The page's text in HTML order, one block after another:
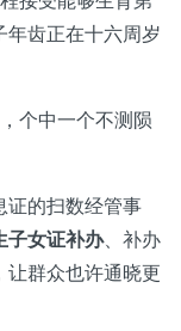
齿正在十六周岁
个中一个不测陨
的扫数经管事
子女证补办、补办
让群众也许通晓更